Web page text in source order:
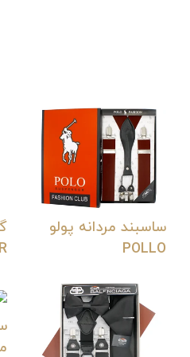
ساسبند مردانه پولو
POLLO